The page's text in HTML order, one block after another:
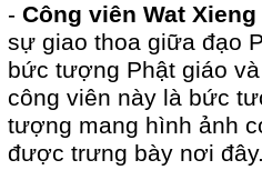
- Công viên Wat
sự giao thoa giữa đạo
bức tượng Phật giáo
công viên này là bức
tượng mang hình ảnh
được trưng bày nơi đây.